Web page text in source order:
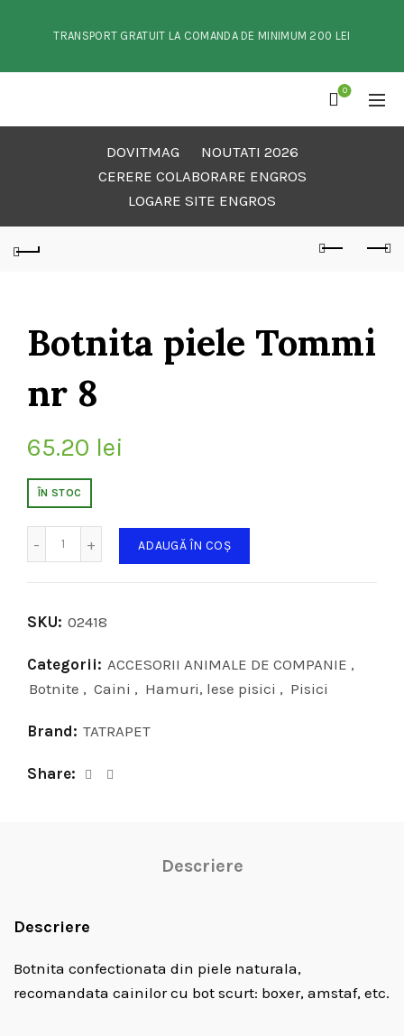
TRANSPORT GRATUIT LA COMANDA DE MINIMUM 200 LEI
0
DOVITMAG
NOUTATI 2026
CERERE COLABORARE ENGROS
LOGARE SITE ENGROS
Botnita piele Tommi
nr 8
65.20 lei
ÎN STOC
ADAUGĂ ÎN COȘ
SKU: 02418
Categorii: ACCESORII ANIMALE DE COMPANIE ,
Botnite , Caini , Hamuri, lese pisici , Pisici
Brand: TATRAPET
Share
Descriere
Descriere
Botnita confectionata din piele naturala,
recomandata cainilor cu bot scurt: boxer, amstaf, etc.